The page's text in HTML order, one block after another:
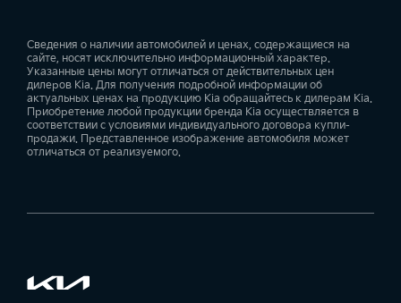
Сведения о наличии автомобилей и ценах, содержащиеся на
сайте, носят исключительно информационный характер.
Указанные цены могут отличаться от действительных цен
дилеров Kia. Для получения подробной информации об
актуальных ценах на продукцию Kia обращайтесь к дилерам Kia.
Приобретение любой продукции бренда Kia осуществляется в
соответствии с условиями индивидуального договора купли-
продажи. Представленное изображение автомобиля может
отличаться от реализуемого.